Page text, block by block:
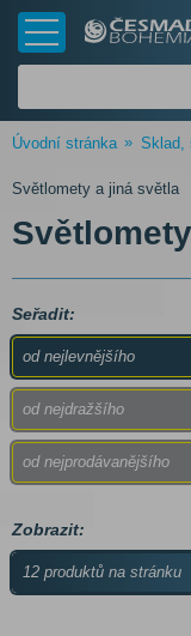
Úvodní stránka Sklad,
Světlomety a jiná světla
Seřadit:
od nejlevnějšího
od nejdražšího
od nejprodávanějšího
Zobrazit:
12 produktů na stránku